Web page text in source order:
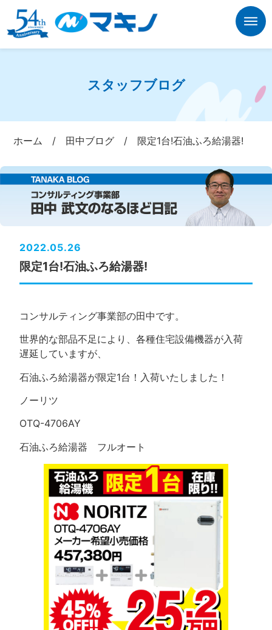
スタッフブログ
ホーム / 田中ブログ / 限定1台!石油ふろ給湯器!
2022.05.26
限定1台!石油ふろ給湯器!
コンサルティング事業部の田中です。
世界的な部品不足により、各種住宅設備機器が入荷
遅延していますが、
石油ふろ給湯器が限定1台！入荷いたしました！
ノーリツ
OTQ-4706AY
石油ふろ給湯器 フルオート